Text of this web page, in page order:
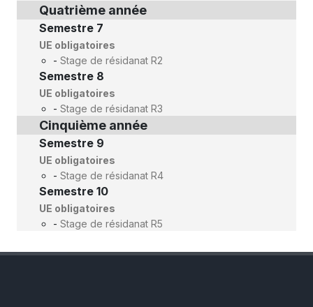
Quatrième année
Semestre 7
UE obligatoires
- Stage de résidanat R2
Semestre 8
UE obligatoires
- Stage de résidanat R3
Cinquième année
Semestre 9
UE obligatoires
- Stage de résidanat R4
Semestre 10
UE obligatoires
- Stage de résidanat R5